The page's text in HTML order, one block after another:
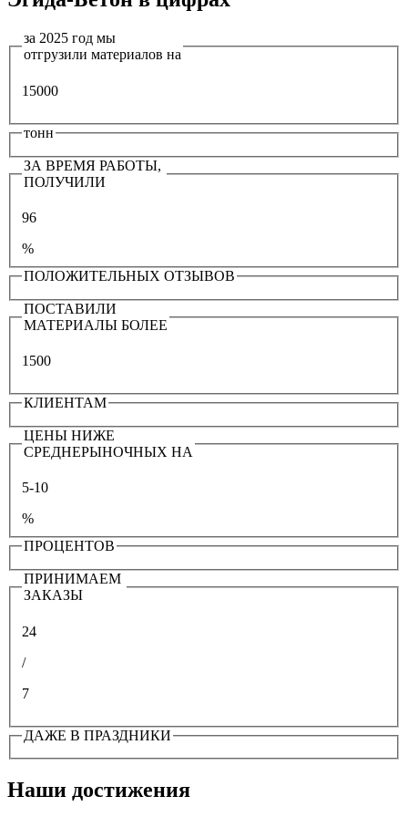
за 2025 год мы
отгрузили материалов на
15000
тонн
ЗА ВРЕМЯ РАБОТЫ,
ПОЛУЧИЛИ
96
%
ПОЛОЖИТЕЛЬНЫХ ОТЗЫВОВ
ПОСТАВИЛИ
МАТЕРИАЛЫ БОЛЕЕ
1500
КЛИЕНТАМ
ЦЕНЫ НИЖЕ
СРЕДНЕРЫНОЧНЫХ НА
5-10
%
ПРОЦЕНТОВ
ПРИНИМАЕМ
ЗАКАЗЫ
24
/
7
ДАЖЕ В ПРАЗДНИКИ
Наши достижения